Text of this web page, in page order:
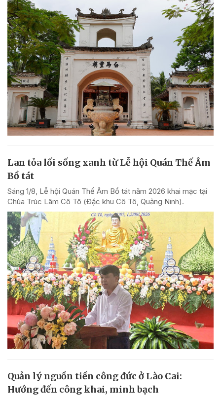
Lan tỏa lối sống xanh từ Lễ hội Quán Thế Âm
Bồ tát
Sáng 1/8, Lễ hội Quán Thế Âm Bồ tát năm 2026 khai mạc tại
Chùa Trúc Lâm Cô Tô (Đặc khu Cô Tô, Quảng Ninh).
Quản lý nguồn tiền công đức ở Lào Cai:
Hướng đến công khai, minh bạch